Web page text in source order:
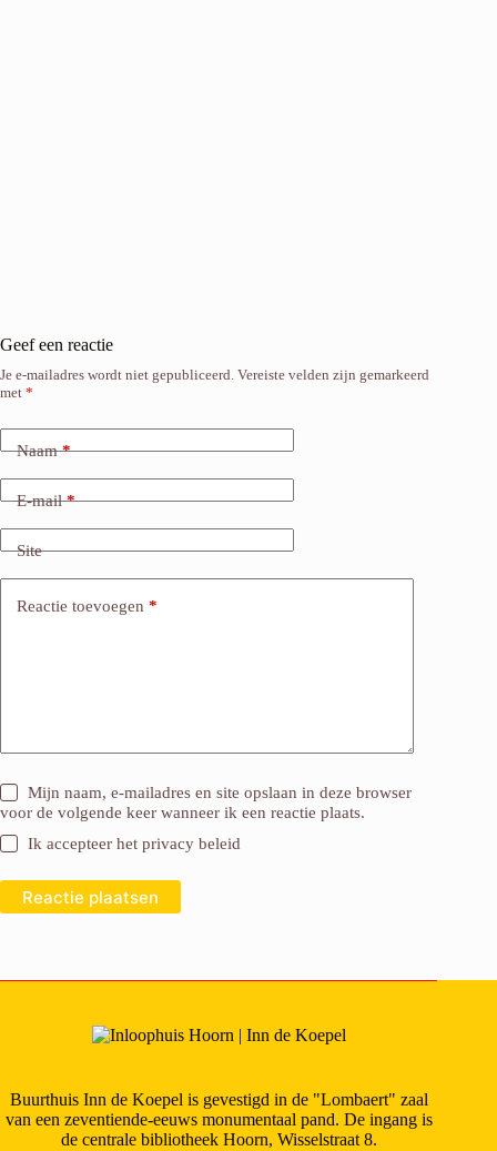
Geef een reactie
Je e-mailadres wordt niet gepubliceerd. Vereiste velden zijn gemarkeerd
met *
Naam*
E-mail*
Site
Reactie toevoegen *
Mijn naam, e-mailadres en site opslaan in deze browser
voor de volgende keer wanneer ik een reactie plaats.
Ik accepteer hetprivacy beleid
Reactie plaatsen
Buurthuis Inn de Koepel is gevestigd in de "Lombaert" zaal
van een zeventiende-eeuws monumentaal pand. De ingang is
de centrale bibliotheek Hoorn, Wisselstraat 8.